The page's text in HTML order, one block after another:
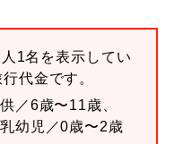
1名を表示してい
代金です。
／6歳〜11歳、
幼児／0歳〜2歳